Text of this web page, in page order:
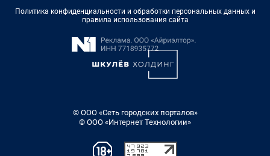
Политика конфиденциальности и обработки персональных данных и
правила использования сайта
© ООО «Сеть городских порталов»
© ООО «Интернет Технологии»